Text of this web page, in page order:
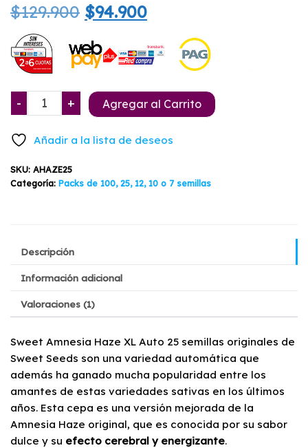
de 5 en
base a
de un
cliente
$129.900 El
precio
original
era:
$129.900.
$94.900El
precio
actual
es:
$94.900.
-
Sweet
Amnesia
XL
Auto
25
+ Agregar al Carrito
Añadir a la lista de deseos
SKU: AHAZE25
Categoría: Packs de 100, 25, 12, 10 o 7 semillas
Descripción
Información adicional
Valoraciones (1)
Sweet Amnesia Haze XL Auto 25 semillas originales de
Sweet Seeds son una variedad automática que
además ha ganado mucha popularidad entre los
amantes de estas variedades sativas en los últimos
años. Esta cepa es una versión mejorada de la
Amnesia Haze original, que es conocida por su sabor
dulce y su efecto cerebral y energizante.